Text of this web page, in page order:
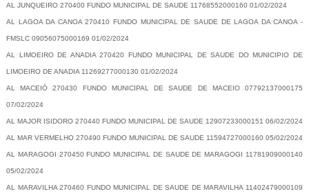
AL JUNQUEIRO 270400 FUNDO MUNICIPAL DE SAUDE 11768552000160 01/02/2024
AL LAGOA DA CANOA 270410 FUNDO MUNICIPAL DE SAUDE DE LAGOA DA CANOA -
FMSLC 09056075000169 01/02/2024
AL LIMOEIRO DE ANADIA 270420 FUNDO MUNICIPAL DE SAUDE DO MUNICIPIO DE
LIMOEIRO DE ANADIA 11269277000130 01/02/2024
AL MACEIÓ 270430 FUNDO MUNICIPAL DE SAUDE DE MACEIO 07792137000175
07/02/2024
AL MAJOR ISIDORO 270440 FUNDO MUNICIPAL DE SAUDE 12907233000151 06/02/2024
AL MAR VERMELHO 270490 FUNDO MUNICIPAL DE SAUDE 11594727000160 05/02/2024
AL MARAGOGI 270450 FUNDO MUNICIPAL DE SAUDE DE MARAGOGI 11781909000140
05/02/2024
AL MARAVILHA 270460 FUNDO MUNICIPAL DE SAUDE DE MARAVILHA 11402479000109